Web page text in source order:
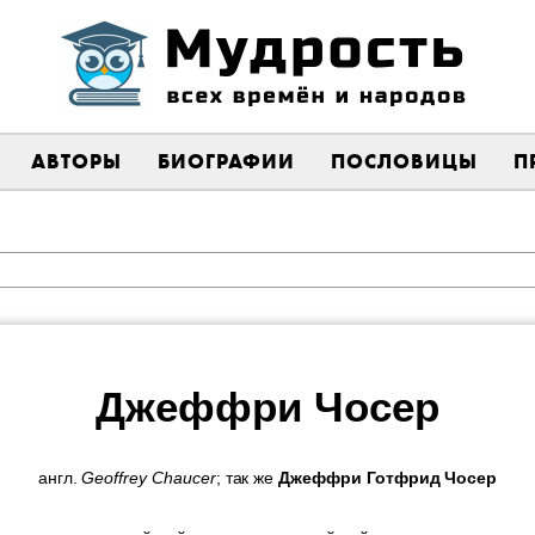
АВТОРЫ БИОГРАФИИ ПОСЛОВИЦЫ
Джеффри Чосер
англ.Geoffrey Chaucer; так жеДжеффри Готфрид Чосер